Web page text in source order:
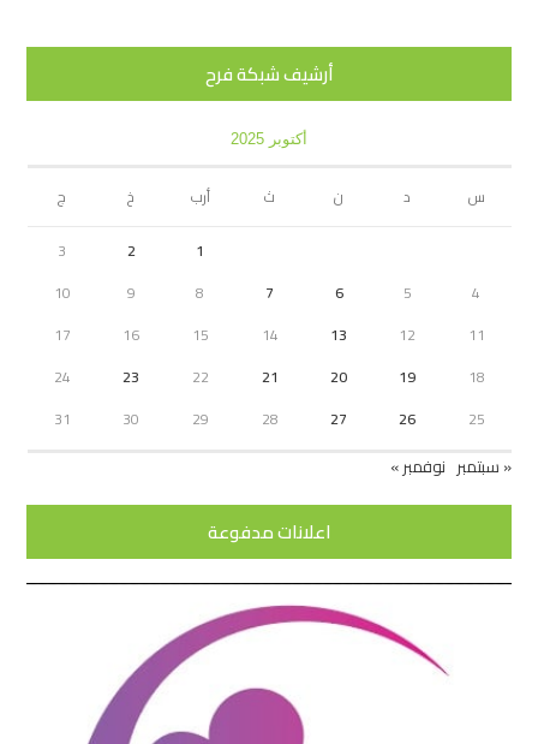
أرشيف شبكة فرح
أكتوبر 2025
س د ن ث أرب خ
ج
1
2
3
4
5
6
7
8
9
10
11
12
13
14
15
16
17
18
19
20
21
22
23
24
25
26
27
28
29
30
31
« سبتمبر نوفمبر »
اعلانات مدفوعة